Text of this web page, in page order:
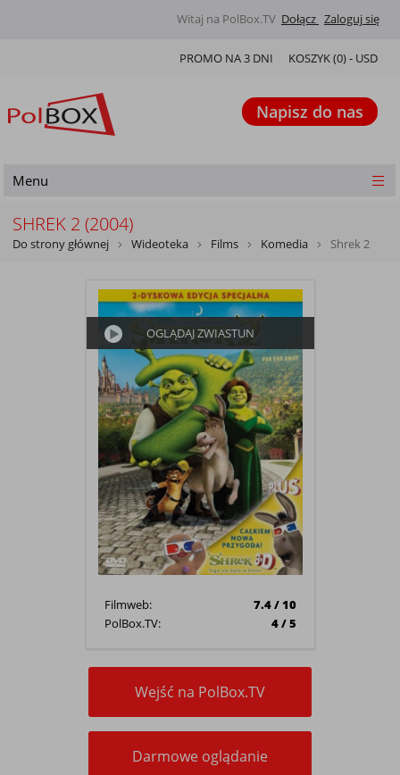
Witaj na PolBox.TV Dołącz Zaloguj się
KOSZYK (0) - USD
PROMO NA 3 DNI
Napisz do nas
Menu
SHREK 2 (2004)
Do strony głównej Wideoteka Films Komedia Shrek 2
OGLĄDAJ ZWIASTUN
Filmweb:
7.4 / 10
PolBox.TV:
4 / 5
Wejść na PolBox.TV
Darmowe oglądanie